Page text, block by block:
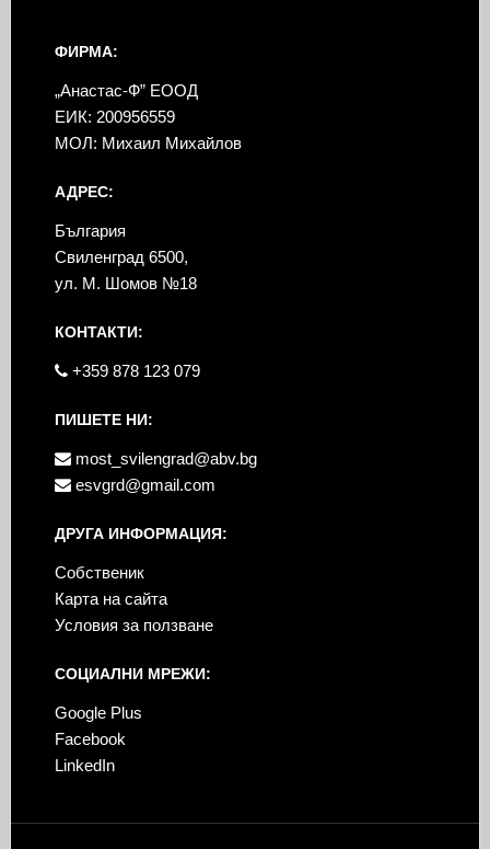
ФИРМА:
„Анастас-Ф” ЕООД
ЕИК: 200956559
МОЛ: Михаил Михайлов
АДРЕС:
България
Свиленград 6500,
ул. М. Шомов №18
КОНТАКТИ:
+359 878 123 079
ПИШЕТЕ НИ:
most_svilengrad@abv.bg
esvgrd@gmail.com
ДРУГА ИНФОРМАЦИЯ:
Собственик
Карта на сайта
Условия за ползване
СОЦИАЛНИ МРЕЖИ:
Google Plus
Facebook
LinkedIn